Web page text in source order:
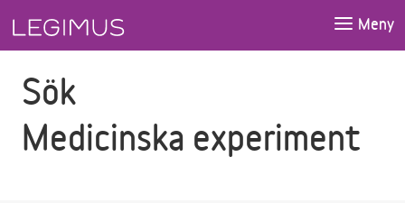
Meny
Sök
Medicinska experiment